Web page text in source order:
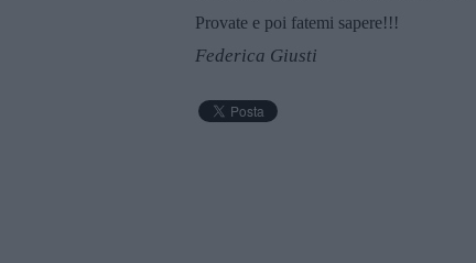
Provate e poi fatemi sapere!!!
Federica Giusti